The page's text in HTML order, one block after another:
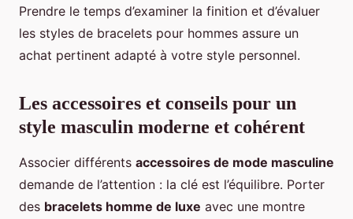
Prendre le temps d’examiner la finition et d’évaluer
les styles de bracelets pour hommes assure un
achat pertinent adapté à votre style personnel.
Les accessoires et conseils pour un
style masculin moderne et cohérent
Associer différents accessoires de mode masculine
demande de l’attention : la clé est l’équilibre. Porter
des bracelets homme de luxe avec une montre